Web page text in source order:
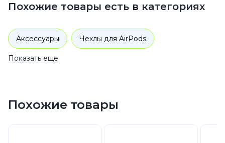
Похожие товары есть в категориях
Аксессуары Чехлы для AirPods
Показать еще
Похожие товары